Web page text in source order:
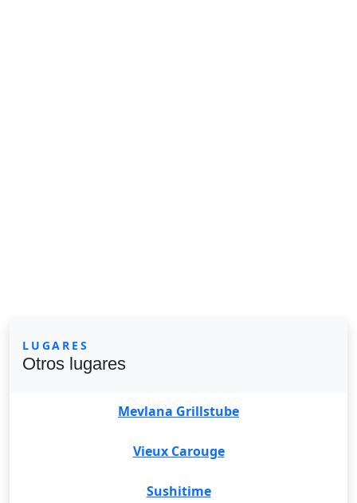
LUGARES
Otros lugares
Mevlana Grillstube
Vieux Carouge
Sushitime